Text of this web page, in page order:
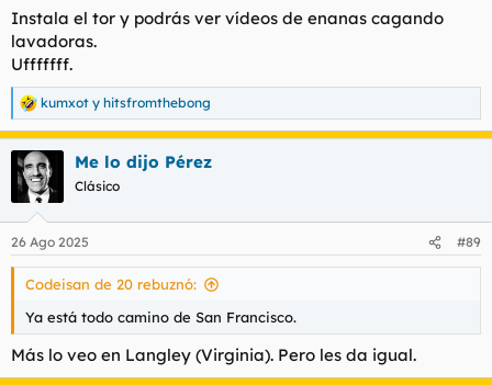
mujeres. ¿Y tampoco puedo entrar al Foro? Ya está, me han
enmarronao por la cara.
Ahora se ve que puedo entrar y veo este hilo que me ha hecho
hervir la sangre. ¿Es Tebas el responsable de esta mierda y lo
hace por blindar el pago del puto fúmbol? ¿Voy a tener que
instalarme una VPN de esas para poder interactuar con mis
caros hermanos? Estoy en choc, te lo juro, killo.
Instala el tor y podrás ver vídeos de enanas cagando
lavadoras.
Ufffffff.
R
e
a
c
c
e
s
kumxot y hitsfromthebong
Me lo dijo Pérez
Clásico
26 Ago 2025 #89
Codeisan de 20 rebuznó:
Ya está todo camino de San Francisco.
Más lo veo en Langley (Virginia). Pero les da igual.